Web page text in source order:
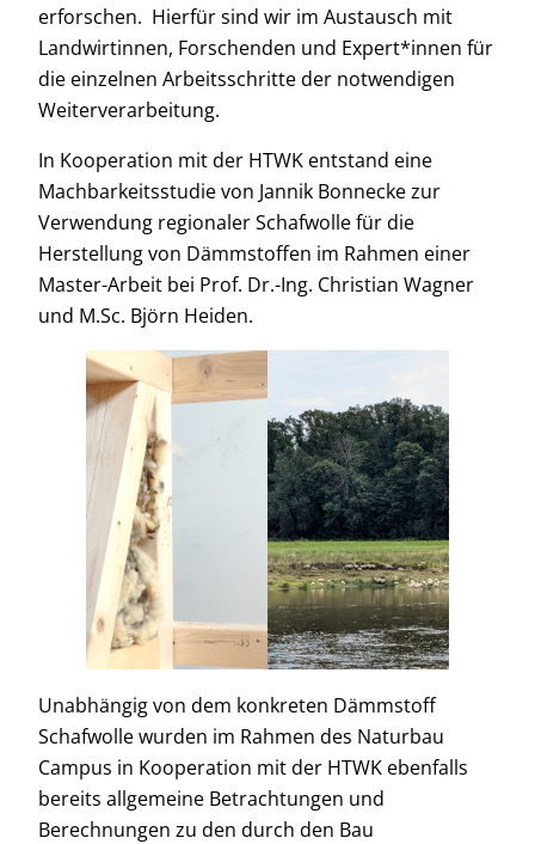
erforschen. Hierfür sind wir im Austausch mit
Landwirtinnen, Forschenden und Expert*innen für
die einzelnen Arbeitsschritte der notwendigen
Weiterverarbeitung.
In Kooperation mit der HTWK entstand eine
Machbarkeitsstudie von Jannik Bonnecke zur
Verwendung regionaler Schafwolle für die
Herstellung von Dämmstoffen im Rahmen einer
Master-Arbeit bei Prof. Dr.-Ing. Christian Wagner
und M.Sc. Björn Heiden.
Unabhängig von dem konkreten Dämmstoff
Schafwolle wurden im Rahmen des Naturbau
Campus in Kooperation mit der HTWK ebenfalls
bereits allgemeine Betrachtungen und
Berechnungen zu den durch den Bau